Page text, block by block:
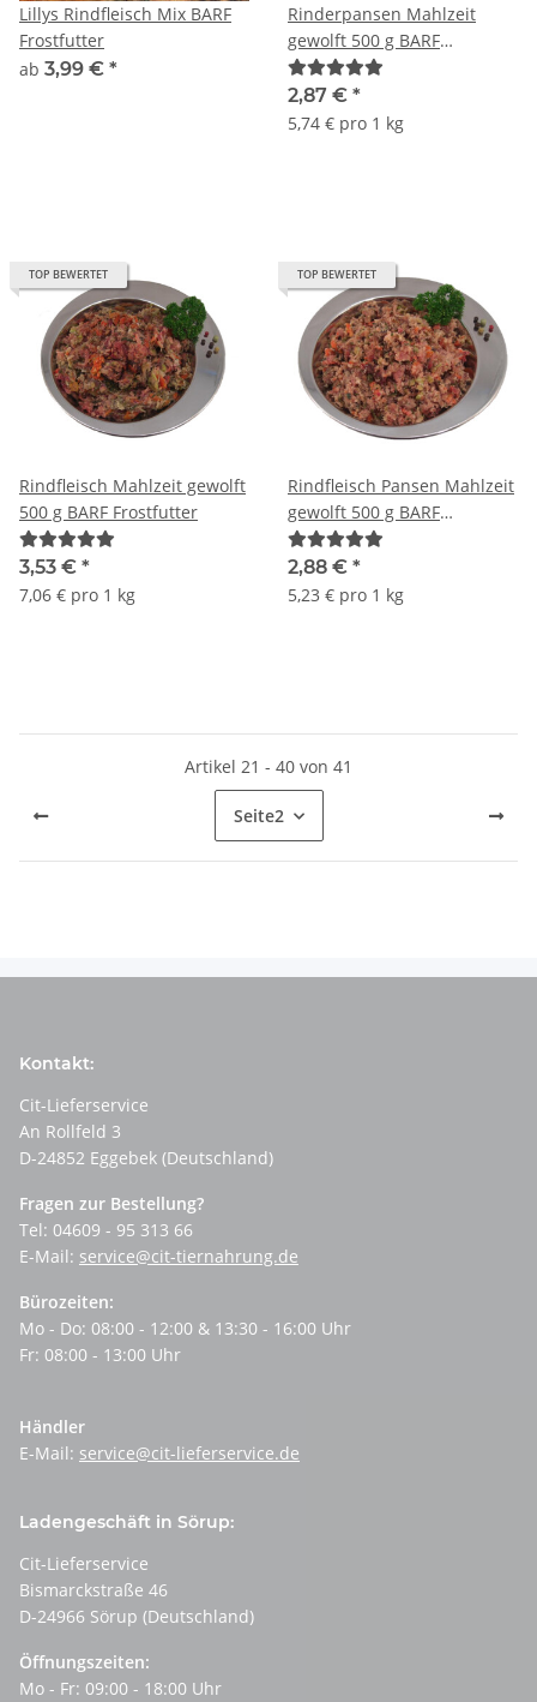
Lillys Rindfleisch Mix BARF
Frostfutter
ab 3,99 € *
Rinderpansen Mahlzeit
gewolft 500 g BARF
Frostfutter
2,87 € *
5,74 € pro 1 kg
TOP BEWERTET
Rindfleisch Mahlzeit gewolft
500 g BARF Frostfutter
3,53 € *
7,06 € pro 1 kg
TOP BEWERTET
Rindfleisch Pansen Mahlzeit
gewolft 500 g BARF
Frostfutter
2,88 € *
5,23 € pro 1 kg
Artikel 21 - 40 von 41
Seite2
Kontakt:
Cit-Lieferservice
An Rollfeld 3
D-24852 Eggebek (Deutschland)
Fragen zur Bestellung?
Tel: 04609 - 95 313 66
E-Mail: service@cit-tiernahrung.de
Bürozeiten:
Mo - Do: 08:00 - 12:00 & 13:30 - 16:00 Uhr
Fr: 08:00 - 13:00 Uhr
Händler
E-Mail: service@cit-lieferservice.de
Ladengeschäft in Sörup:
Cit-Lieferservice
Bismarckstraße 46
D-24966 Sörup (Deutschland)
Öffnungszeiten:
Mo - Fr: 09:00 - 18:00 Uhr